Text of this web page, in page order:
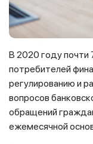
В 2020 году почти
потребителей
регулированию и
вопросов
обращений
ежемесячной